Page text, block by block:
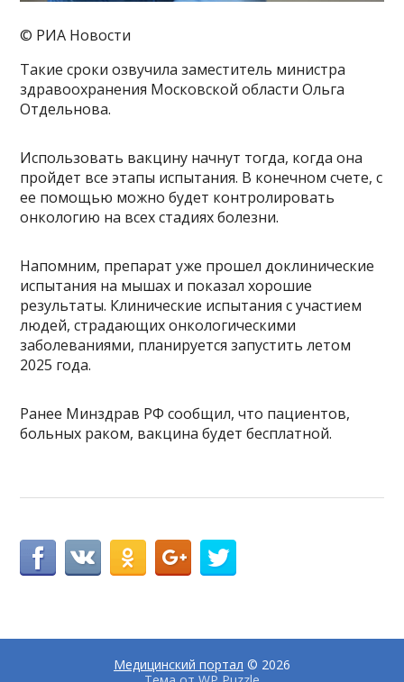
© РИА Новости
Такие сроки озвучила заместитель министра
здравоохранения Московской области Ольга
Отдельнова.
Использовать вакцину начнут тогда, когда она
пройдет все этапы испытания. В конечном счете, с
ее помощью можно будет контролировать
онкологию на всех стадиях болезни.
Напомним, препарат уже прошел доклинические
испытания на мышах и показал хорошие
результаты. Клинические испытания с участием
людей, страдающих онкологическими
заболеваниями, планируется запустить летом
2025 года.
Ранее Минздрав РФ сообщил, что пациентов,
больных раком, вакцина будет бесплатной.
Медицинский портал © 2026